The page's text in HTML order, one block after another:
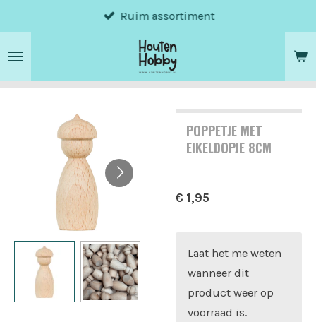
direct
naar
Ruim assortiment
POPPETJE MET
EIKELDOPJE 8CM
€ 1,95
Laat het me weten
wanneer dit
product weer op
voorraad is.